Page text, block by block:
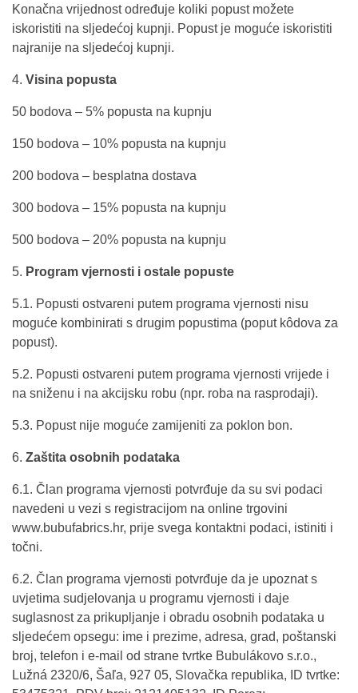
Konačna vrijednost određuje koliki popust možete
iskoristiti na sljedećoj kupnji. Popust je moguće iskoristiti
najranije na sljedećoj kupnji.
4. Visina popusta
50 bodova – 5% popusta na kupnju
150 bodova – 10% popusta na kupnju
200 bodova – besplatna dostava
300 bodova – 15% popusta na kupnju
500 bodova – 20% popusta na kupnju
5. Program vjernosti i ostale popuste
5.1. Popusti ostvareni putem programa vjernosti nisu
moguće kombinirati s drugim popustima (poput kôdova za
popust).
5.2. Popusti ostvareni putem programa vjernosti vrijede i
na sniženu i na akcijsku robu (npr. roba na rasprodaji).
5.3. Popust nije moguće zamijeniti za poklon bon.
6. Zaštita osobnih podataka
6.1. Član programa vjernosti potvrđuje da su svi podaci
navedeni u vezi s registracijom na online trgovini
www.bubufabrics.hr, prije svega kontaktni podaci, istiniti i
točni.
6.2. Član programa vjernosti potvrđuje da je upoznat s
uvjetima sudjelovanja u programu vjernosti i daje
suglasnost za prikupljanje i obradu osobnih podataka u
sljedećem opsegu: ime i prezime, adresa, grad, poštanski
broj, telefon i e-mail od strane tvrtke Bubulákovo s.r.o.,
Lužná 2320/6, Šaľa, 927 05, Slovačka republika, ID tvrtke: